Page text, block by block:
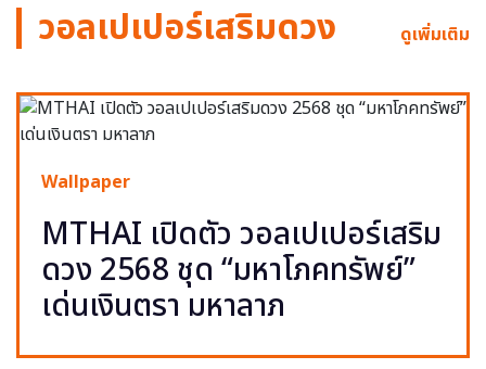
วอลเปเปอร์เสริมดวง ดูเพิ่มเติม
Wallpaper
MTHAI เปิดตัว วอลเปเปอร์เสริม
ดวง 2568 ชุด “มหาโภคทรัพย์”
เด่นเงินตรา มหาลาภ